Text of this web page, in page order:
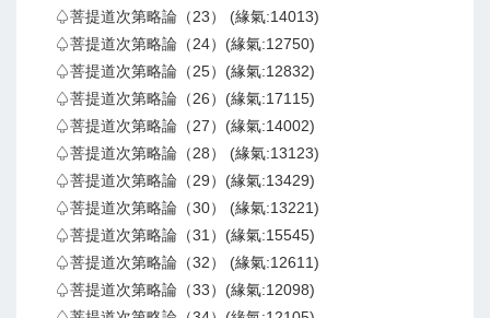
♤菩提道次第略論（23） (緣氣:14013)
♤菩提道次第略論（24）(緣氣:12750)
♤菩提道次第略論（25）(緣氣:12832)
♤菩提道次第略論（26）(緣氣:17115)
♤菩提道次第略論（27）(緣氣:14002)
♤菩提道次第略論（28） (緣氣:13123)
♤菩提道次第略論（29）(緣氣:13429)
♤菩提道次第略論（30） (緣氣:13221)
♤菩提道次第略論（31）(緣氣:15545)
♤菩提道次第略論（32） (緣氣:12611)
♤菩提道次第略論（33）(緣氣:12098)